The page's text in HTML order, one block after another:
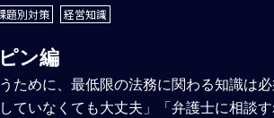
題別対策 経営知識
ン編
ために、最低限の法務に関わる知識は必
ていなくても大丈夫」「弁護士に相談